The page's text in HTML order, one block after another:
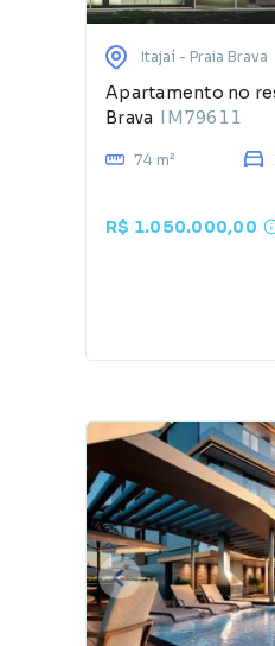
Itajaí - Praia Brava
Apartamento no
Brava IM79611
74 m²
R$ 1.050.000,00